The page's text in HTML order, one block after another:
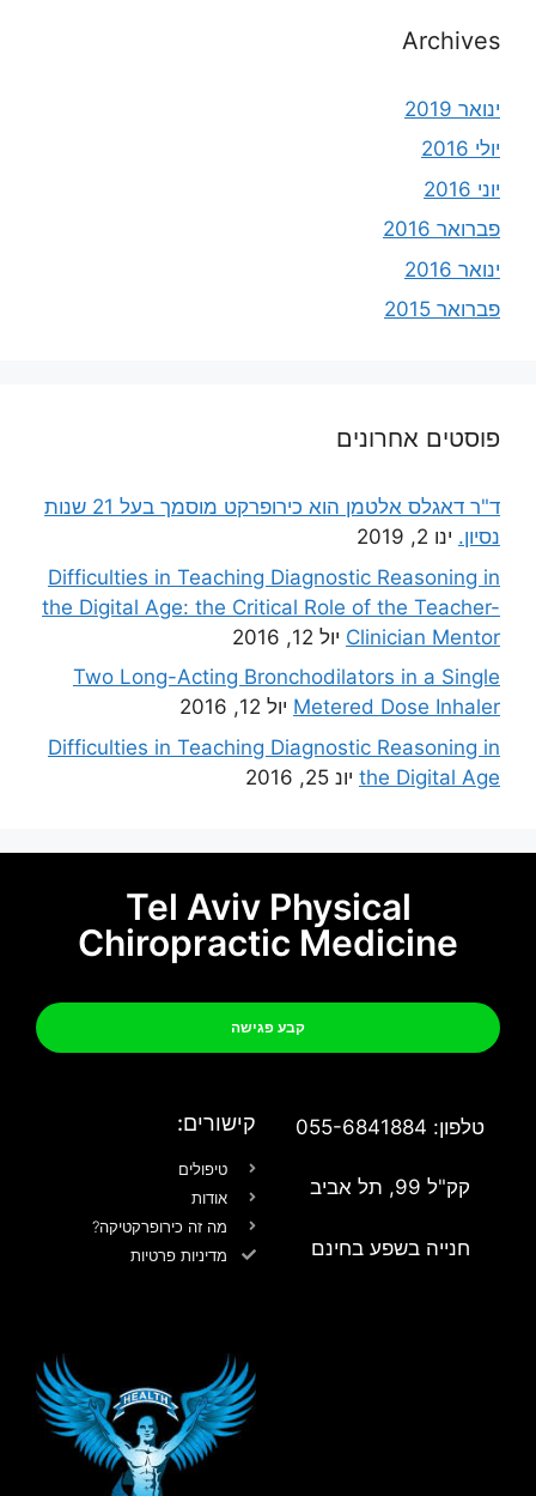
Archives
ינואר 2019
יולי 2016
יוני 2016
פברואר 2016
ינואר 2016
פברואר 2015
פוסטים אחרונים
ד"ר דאגלס אלטמן הוא כירופרקט מוסמך בעל 21 שנות
נסיון. ינו 2, 2019
Difficulties in Teaching Diagnostic Reasoning in
the Digital Age: the Critical Role of the Teacher-
Clinician Mentor יול 12, 2016
Two Long-Acting Bronchodilators in a Single
Metered Dose Inhaler יול 12, 2016
Difficulties in Teaching Diagnostic Reasoning in
the Digital Age יונ 25, 2016
Tel Aviv Physical
Chiropractic Medicine
קבע פגישה
טלפון: 055-6841884
קק"ל 99, תל אביב
חנייה בשפע בחינם
קישורים:
טיפולים
אודות
מה זה כירופרקטיקה?
מדיניות פרטיות